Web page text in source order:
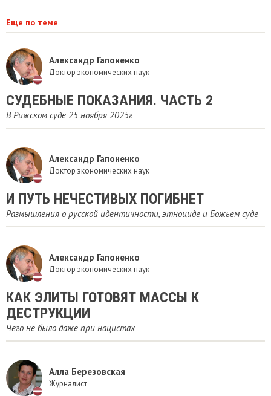
Еще по теме
Александр Гапоненко
Доктор экономических наук
СУДЕБНЫЕ ПОКАЗАНИЯ. ЧАСТЬ 2
В Рижском суде 25 ноября 2025г
Александр Гапоненко
Доктор экономических наук
И ПУТЬ НЕЧЕСТИВЫХ ПОГИБНЕТ
Размышления о русской идентичности, этноциде и Божьем суде
Александр Гапоненко
Доктор экономических наук
КАК ЭЛИТЫ ГОТОВЯТ МАССЫ К
ДЕСТРУКЦИИ
Чего не было даже при нацистах
Алла Березовская
Журналист